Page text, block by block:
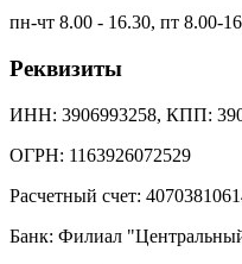
пн-чт 8.00 - 16.30, пт 8.00-
Реквизиты
ИНН: 3906993258, КПП:
ОГРН: 1163926072529
Расчетный счет:
Банк: Филиал